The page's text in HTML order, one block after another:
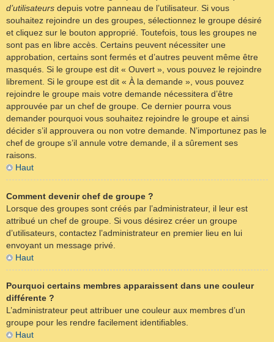
d’utilisateurs depuis votre panneau de l’utilisateur. Si vous
souhaitez rejoindre un des groupes, sélectionnez le groupe désiré
et cliquez sur le bouton approprié. Toutefois, tous les groupes ne
sont pas en libre accès. Certains peuvent nécessiter une
approbation, certains sont fermés et d’autres peuvent même être
masqués. Si le groupe est dit « Ouvert », vous pouvez le rejoindre
librement. Si le groupe est dit « À la demande », vous pouvez
rejoindre le groupe mais votre demande nécessitera d’être
approuvée par un chef de groupe. Ce dernier pourra vous
demander pourquoi vous souhaitez rejoindre le groupe et ainsi
décider s’il approuvera ou non votre demande. N’importunez pas le
chef de groupe s’il annule votre demande, il a sûrement ses
raisons.
Haut
Comment devenir chef de groupe ?
Lorsque des groupes sont créés par l’administrateur, il leur est
attribué un chef de groupe. Si vous désirez créer un groupe
d’utilisateurs, contactez l’administrateur en premier lieu en lui
envoyant un message privé.
Haut
Pourquoi certains membres apparaissent dans une couleur
différente ?
L’administrateur peut attribuer une couleur aux membres d’un
groupe pour les rendre facilement identifiables.
Haut